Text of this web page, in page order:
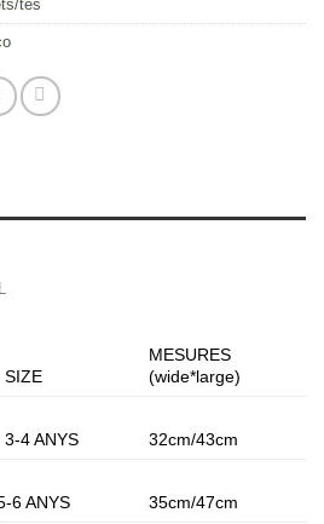
tes
SIZE
MESURES
(wide*large)
3-4 ANYS 32cm/43cm
6 ANYS 35cm/47cm